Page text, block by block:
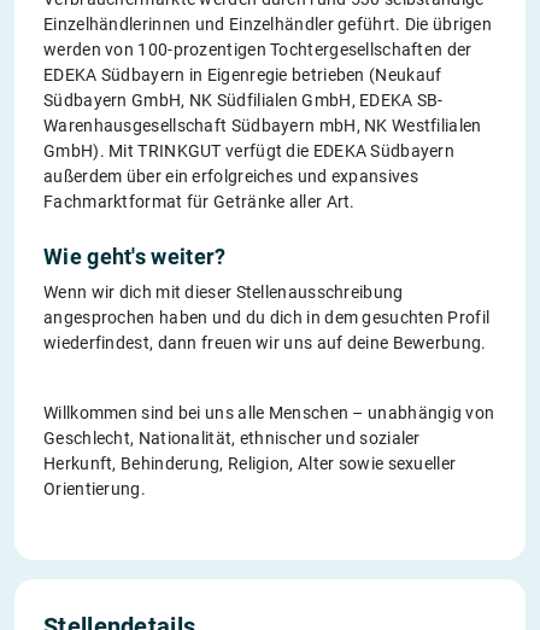
Einzelhändlerinnen und Einzelhändler geführt. Die übrigen
werden von 100-prozentigen Tochtergesellschaften der
EDEKA Südbayern in Eigenregie betrieben (Neukauf
Südbayern GmbH, NK Südfilialen GmbH, EDEKA SB-
Warenhausgesellschaft Südbayern mbH, NK Westfilialen
GmbH). Mit TRINKGUT verfügt die EDEKA Südbayern
außerdem über ein erfolgreiches und expansives
Fachmarktformat für Getränke aller Art.
Wie geht's weiter?
Wenn wir dich mit dieser Stellenausschreibung
angesprochen haben und du dich in dem gesuchten Profil
wiederfindest, dann freuen wir uns auf deine Bewerbung.
Willkommen sind bei uns alle Menschen – unabhängig von
Geschlecht, Nationalität, ethnischer und sozialer
Herkunft, Behinderung, Religion, Alter sowie sexueller
Orientierung.